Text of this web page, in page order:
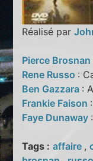
Réalisé par
Pierce Brosnan
Rene Russo :
Ben Gazzara :
Frankie Faison
Faye Dunaway
Tags : affaire ,